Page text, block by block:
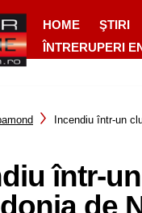
HOME ŞTIRI
ÎNTRERUPERI
Incendiu într-un
într-
de